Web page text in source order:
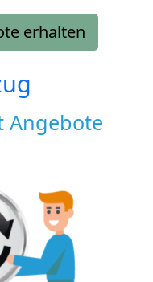
erhalten
Angebote